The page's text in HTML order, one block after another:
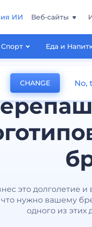
ИИ
Спорт Еда и
Веб-сайты
это долголетие и
что нужно вашему
одного из этих
CHANGE No,